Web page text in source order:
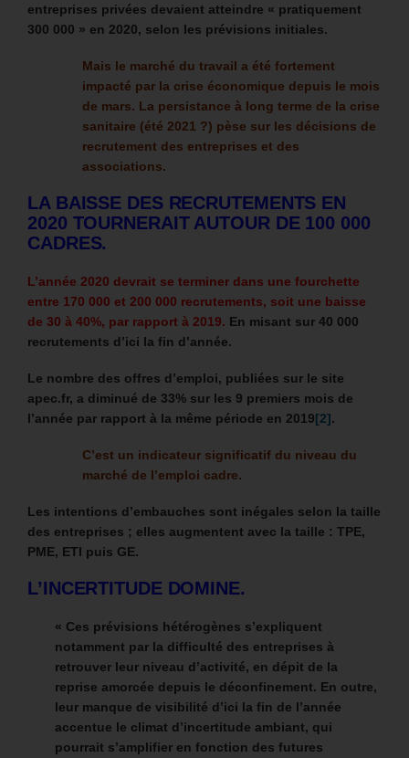
entreprises privées devaient atteindre « pratiquement
300 000 » en 2020, selon les prévisions initiales.
Mais le marché du travail a été fortement
impacté par la crise économique depuis le mois
de mars. La persistance à long terme de la crise
sanitaire (été 2021 ?) pèse sur les décisions de
recrutement des entreprises et des
associations.
LA BAISSE DES RECRUTEMENTS EN
2020 TOURNERAIT AUTOUR DE 100 000
CADRES.
L’année 2020 devrait se terminer dans une fourchette
entre 170 000 et 200 000 recrutements, soit une baisse
de 30 à 40%, par rapport à 2019. En misant sur 40 000
recrutements d’ici la fin d’année.
Le nombre des offres d’emploi, publiées sur le site
apec.fr, a diminué de 33% sur les 9 premiers mois de
l’année par rapport à la même période en 2019[2].
C’est un indicateur significatif du niveau du
marché de l’emploi cadre.
Les intentions d’embauches sont inégales selon la taille
des entreprises ; elles augmentent avec la taille : TPE,
PME, ETI puis GE.
L’INCERTITUDE DOMINE.
« Ces prévisions hétérogènes s’expliquent
notamment par la difficulté des entreprises à
retrouver leur niveau d’activité, en dépit de la
reprise amorcée depuis le déconfinement. En outre,
leur manque de visibilité d’ici la fin de l’année
accentue le climat d’incertitude ambiant, qui
pourrait s’amplifier en fonction des futures